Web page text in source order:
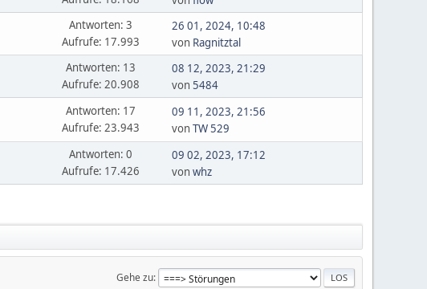
Antworten: 3
Aufrufe: 17.993
26 01, 2024, 10:48
von Ragnitztal
Antworten: 13
Aufrufe: 20.908
08 12, 2023, 21:29
von5484
Antworten: 17
Aufrufe: 23.943
09 11, 2023, 21:56
vonTW 529
Antworten: 0
Aufrufe: 17.426
09 02, 2023, 17:12
vonwhz
Gehe zu